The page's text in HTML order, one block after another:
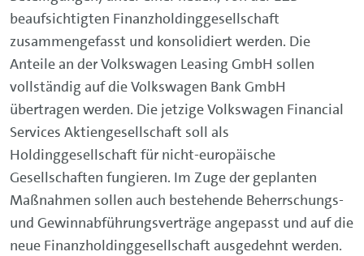
beaufsichtigten Finanzholdinggesellschaft
zusammengefasst und konsolidiert werden. Die
Anteile an der Volkswagen Leasing GmbH sollen
vollständig auf die Volkswagen Bank GmbH
übertragen werden. Die jetzige Volkswagen Financial
Services Aktiengesellschaft soll als
Holdinggesellschaft für nicht-europäische
Gesellschaften fungieren. Im Zuge der geplanten
Maßnahmen sollen auch bestehende Beherrschungs-
und Gewinnabführungsverträge angepasst und auf die
neue Finanzholdinggesellschaft ausgedehnt werden.